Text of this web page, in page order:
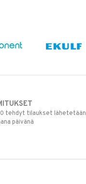
tehdyt tilaukset lähetetään
päivänä